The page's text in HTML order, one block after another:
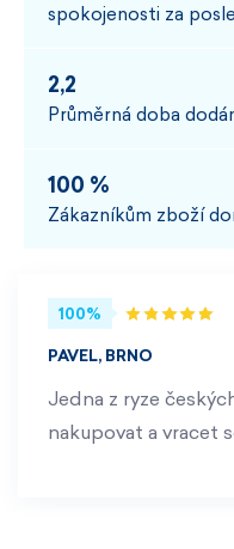
spokojenosti za
2,2
Průměrná doba
100 %
Zákazníkům zboží
100%
PAVEL, BRNO
Jedna z ryze
nakupovat a vracet